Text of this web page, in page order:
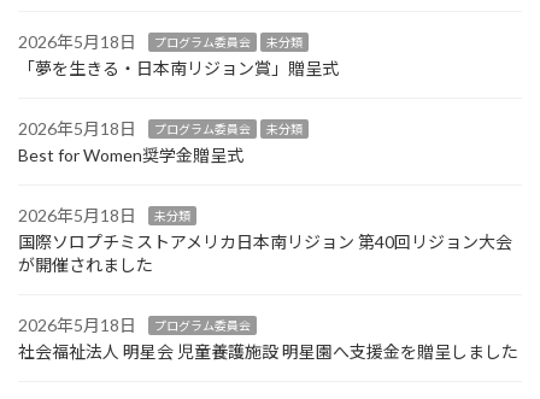
2026年5月18日 プログラム委員会 未分類
「夢を生きる・日本南リジョン賞」贈呈式
2026年5月18日 プログラム委員会 未分類
Best for Women奨学金贈呈式
2026年5月18日 未分類
国際ソロプチミストアメリカ日本南リジョン 第40回リジョン大会
が開催されました
2026年5月18日 プログラム委員会
社会福祉法人 明星会 児童養護施設 明星園へ支援金を贈呈しました